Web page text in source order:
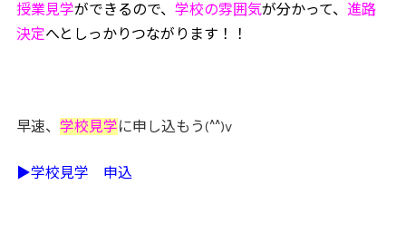
授業見学ができるので、 学校の雰囲気が分かって、 進路
決定へとしっかりつながります！！
早速、 学校見学に申し込もう(^^)v
▶学校見学 申込